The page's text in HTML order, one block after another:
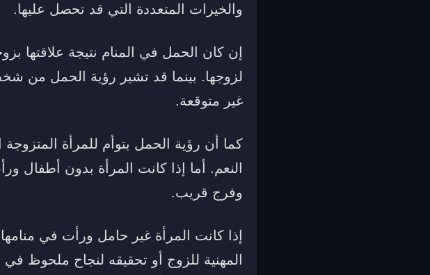
والخيرات المتعددة التي قد تحصل عليها.
إن كان الحمل في المنام نتيجة علاقتها
لزوجها. بينما قد تشير رؤية الحمل من
غير متوقعة.
كما أن رؤية الحمل بتوأم للمرأة
النعم. أما إذا كانت المرأة بدون أطفال
وفرج قريب.
إذا كانت المرأة غير حامل ورأت في
المهنية للزوج أو تحقيقه لنجاح ملحوظ